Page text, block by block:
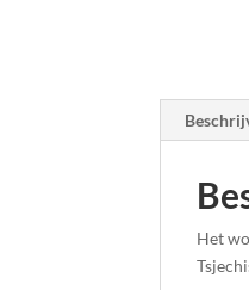
Het